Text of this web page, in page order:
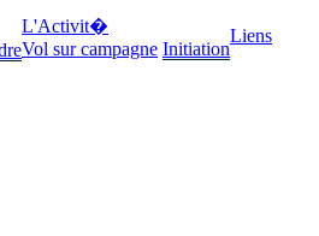
L'Activit�
Vol sur campagne Initiation
Liens